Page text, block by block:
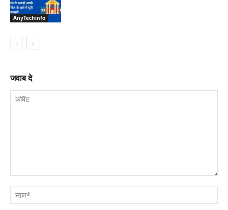
AnyTechinfo
जवाब दे